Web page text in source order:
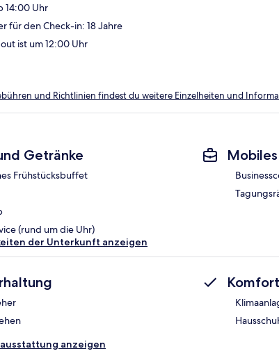
14:00 Uhr
für den Check-in: 18 Jahre
ist um 12:00 Uhr
und Richtlinien findest du weitere Einzelheiten und
Getränke
Frühstücksbuffet
(rund um die Uhr)
der Unterkunft anzeigen
anzeigen